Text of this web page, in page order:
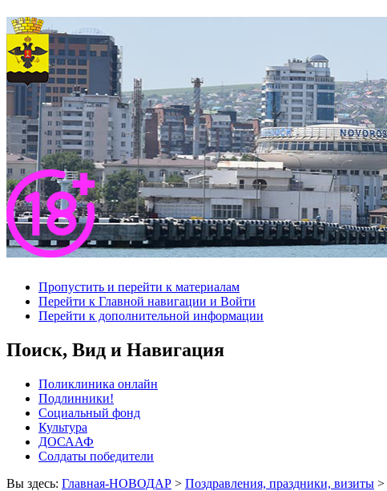
Пропустить и перейти к материалам
Перейти к Главной навигации и Войти
Перейти к дополнительной информации
Поиск, Вид и Навигация
Поликлиника онлайн
Подлинники!
Социальный фонд
Культура
ДОСААФ
Солдаты победители
Вы здесь: Главная-НОВОДАР > Поздравления, праздники, визиты >